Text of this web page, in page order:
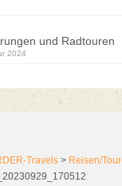
und Radtouren
2024
Travels > Reisen/